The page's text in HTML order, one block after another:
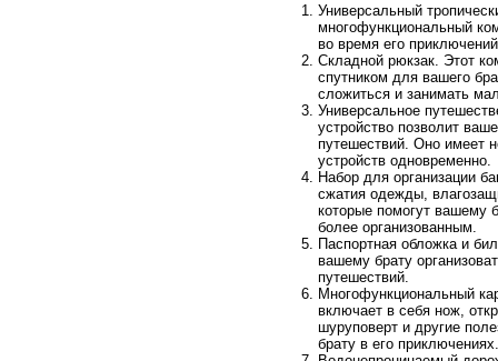
Универсальный
многофункциональный
во время его
Складной рюкзак. Этот
спутником для вашего
сложиться и занимать
Универсальное
устройство позволит
путешествий. Оно имеет
устройств одновременно.
Набор для организации
сжатия одежды,
которые помогут вашему
более организованным.
Паспортная обложка и
вашему брату
путешествий.
Многофункциональный
включает в себя нож,
шуруповерт и другие
брату в его приключениях.